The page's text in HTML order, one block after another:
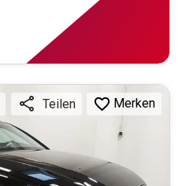
Teilen Merken